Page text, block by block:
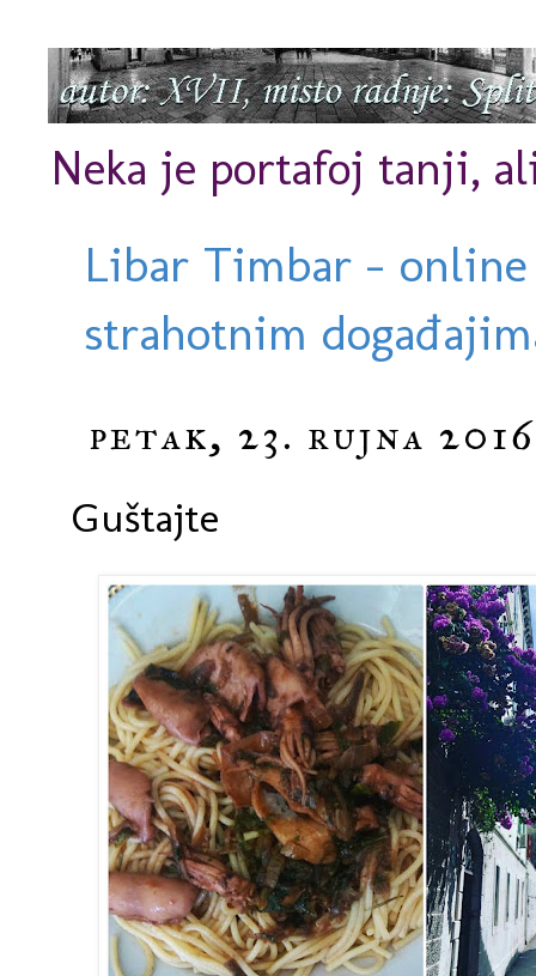
Neka je portafoj tanji,
Libar Timbar -
strahotnim
petak, 23. rujna
Guštajte